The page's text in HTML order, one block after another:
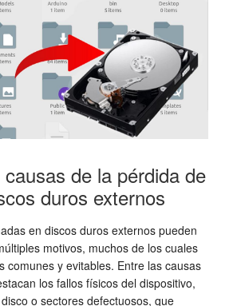
de la pérdida de
duros externos
en discos duros externos pueden
motivos, muchos de los cuales
comunes y evitables. Entre las causas
los fallos físicos del dispositivo,
o sectores defectuosos, que